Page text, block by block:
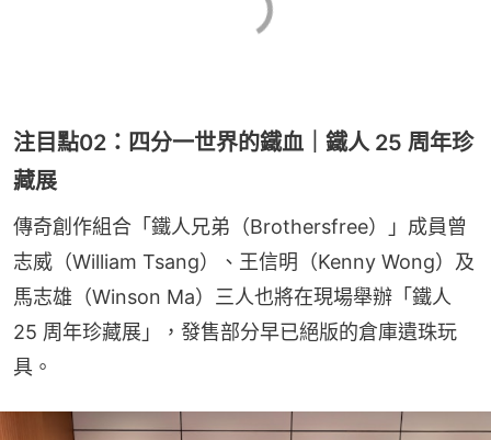
注目點02：四分一世界的鐵血｜鐵人 25 周年珍
藏展
傳奇創作組合「鐵人兄弟（Brothersfree）」成員曾
志威（William Tsang）、王信明（Kenny Wong）及
馬志雄（Winson Ma）三人也將在現場舉辦「鐵人
25 周年珍藏展」，發售部分早已絕版的倉庫遺珠玩
具。